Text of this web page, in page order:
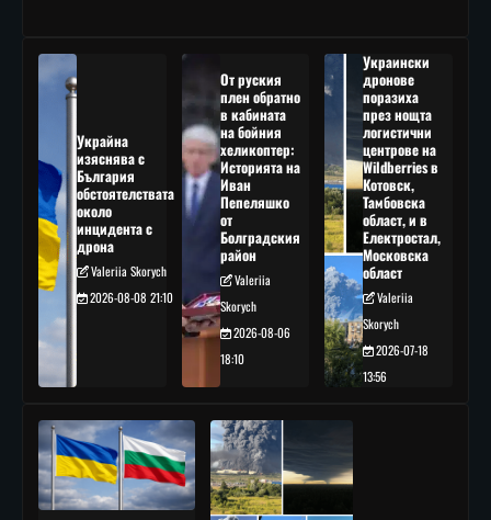
Украйна
изяснява с
България
обстоятелствата
около
инцидента с
дрона
Valeriia Skorych
2026-08-08 21:10
От руския
плен обратно
в кабината
на бойния
хеликоптер:
Историята на
Иван
Пепеляшко
от
Болградския
район
Valeriia
Skorych
2026-08-06
18:10
Украински
дронове
поразиха
през нощта
логистични
центрове на
Wildberries в
Котовск,
Тамбовска
област, и в
Електростал,
Московска
област
Valeriia
Skorych
2026-07-18
13:56